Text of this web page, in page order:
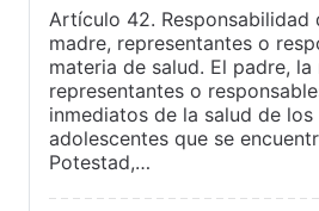
Artículo 42. Responsabilidad
madre, representantes o
materia de salud. El padre, la
representantes o
inmediatos de la salud de los
adolescentes que se
Potestad,…